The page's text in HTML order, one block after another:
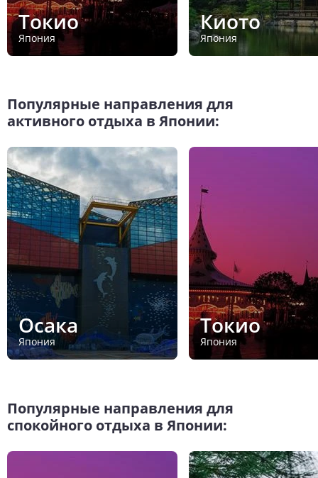
Токио
Япония
Киото
Япония
Популярные направления для
активного отдыха в Японии:
Осака
Япония
Токио
Япония
Популярные направления для
спокойного отдыха в Японии: